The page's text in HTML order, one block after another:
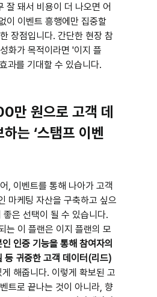
잘 돼서 비용이 더 나오면 어
이 이벤트 흥행에만 집중할
장점입니다. 간단한 현장 참
화가 목적이라면 '이지 플
과를 기대할 수 있습니다.
만 원으로 고객 데
는 ‘스탬프 이벤
, 이벤트를 통해 나아가 고객
마케팅 자산을 구축하고 싶으
은 선택이 될 수 있습니다.
는 이 플랜은 이지 플랜의 모
인 인증 기능을 통해 참여자의
등 귀중한 고객 데이터(리드)
해줍니다. 이렇게 확보된 고
트로 끝나는 것이 아니라, 향